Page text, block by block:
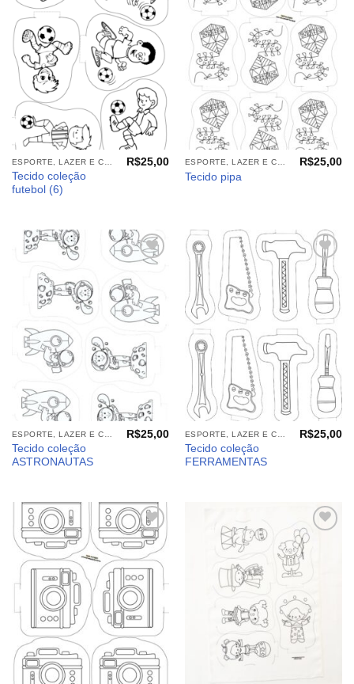
aos
meus
desejos
ESPORTE, LAZER E CIA (TECIDOS)
Tecido coleção
futebol (6)
R$25,00
aos
meus
desejos
ESPORTE, LAZER E CIA (TECIDOS)
Tecido pipa
R$25,00
meus
desejos
Tecido coleção
ASTRONAUTAS
R$25,00
Adicionar
aos
meus
desejos
Tecido coleção
FERRAMENTAS
R$25,00
Adicionar
aos
meus
desejos
Adicionar
desejos